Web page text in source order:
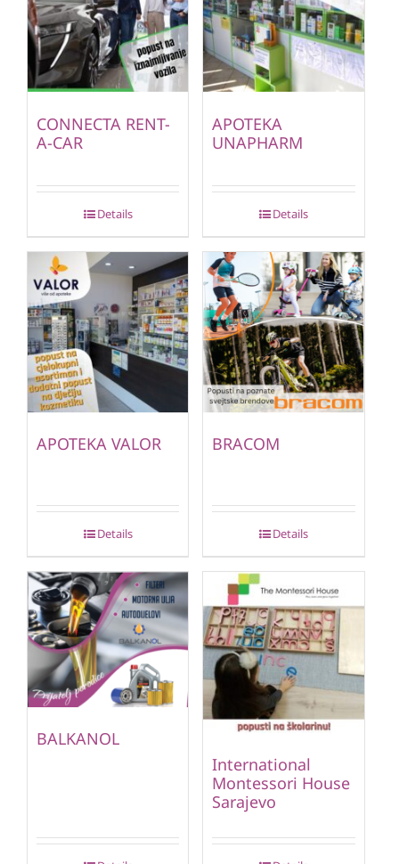
CONNECTA RENT-
A-CAR
Details
APOTEKA
UNAPHARM
Details
APOTEKA VALOR
Details
BRACOM
Details
BALKANOL
International
Montessori House
Sarajevo